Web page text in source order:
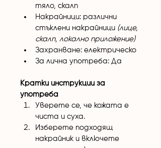
тяло, скалп
Накрайници: различни
стъклени накрайници (лице,
скалп, локално приложение)
Захранване: електрическо
За лична употреба: Да
Кратки инструкции за
употреба
Уверете се, че кожата е
чиста и суха.
Изберете подходящ
накрайник и включете